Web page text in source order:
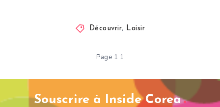
Découvrir, Loisir
Page 1 1
Souscrire à Inside Corea